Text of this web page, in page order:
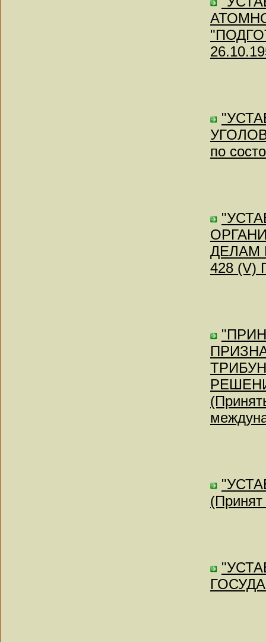
по
ДЕЛАМ
428 (V)
(Принят